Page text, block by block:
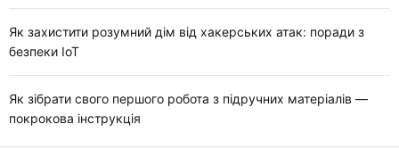
Як захистити розумний дім від хакерських атак: поради з
безпеки IoT
Як зібрати свого першого робота з підручних матеріалів —
покрокова інструкція